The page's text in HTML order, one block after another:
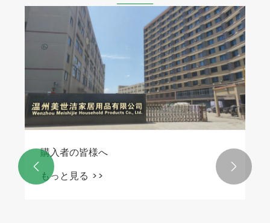
購入者の皆様へ
もっと見る >>
 